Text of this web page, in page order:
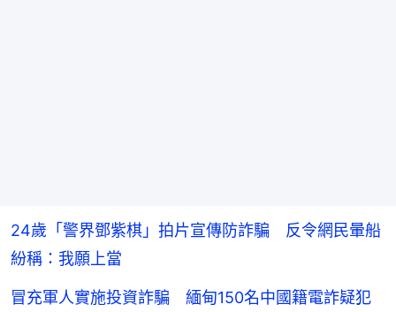
24歲「警界鄧紫棋」拍片宣傳防詐騙 反令網民暈船
紛稱：我願上當
冒充軍人實施投資詐騙 緬甸150名中國籍電詐疑犯